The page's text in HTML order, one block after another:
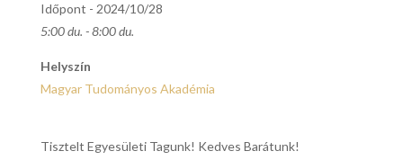
Időpont - 2024/10/28
5:00 du. - 8:00 du.
Helyszín
Magyar Tudományos Akadémia
Tisztelt Egyesületi Tagunk! Kedves Barátunk!